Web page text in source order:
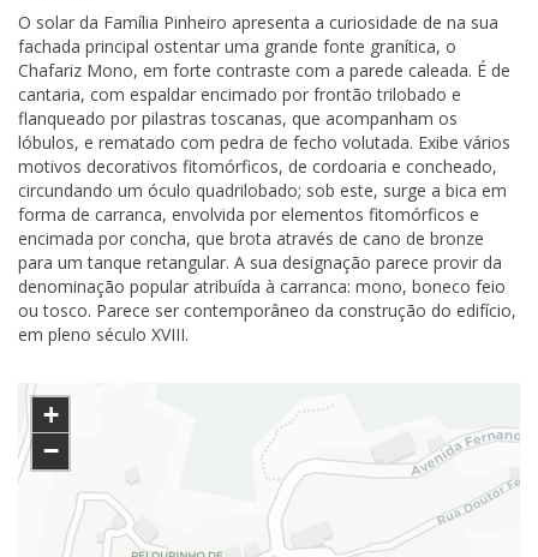
O solar da Família Pinheiro apresenta a curiosidade de na sua
fachada principal ostentar uma grande fonte granítica, o
Chafariz Mono, em forte contraste com a parede caleada. É de
cantaria, com espaldar encimado por frontão trilobado e
flanqueado por pilastras toscanas, que acompanham os
lóbulos, e rematado com pedra de fecho volutada. Exibe vários
motivos decorativos fitomórficos, de cordoaria e concheado,
circundando um óculo quadrilobado; sob este, surge a bica em
forma de carranca, envolvida por elementos fitomórficos e
encimada por concha, que brota através de cano de bronze
para um tanque retangular. A sua designação parece provir da
denominação popular atribuída à carranca: mono, boneco feio
ou tosco. Parece ser contemporâneo da construção do edifício,
em pleno século XVIII.
+
−